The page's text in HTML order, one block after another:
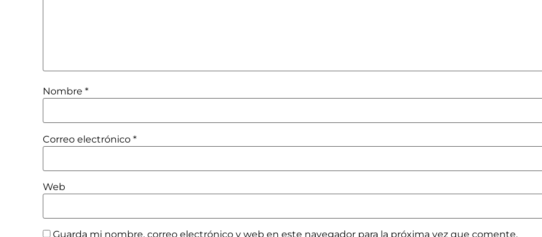
Nombre *
Correo electrónico *
Web
Guarda mi nombre, correo electrónico y web en este navegador para la próxima vez que comente.